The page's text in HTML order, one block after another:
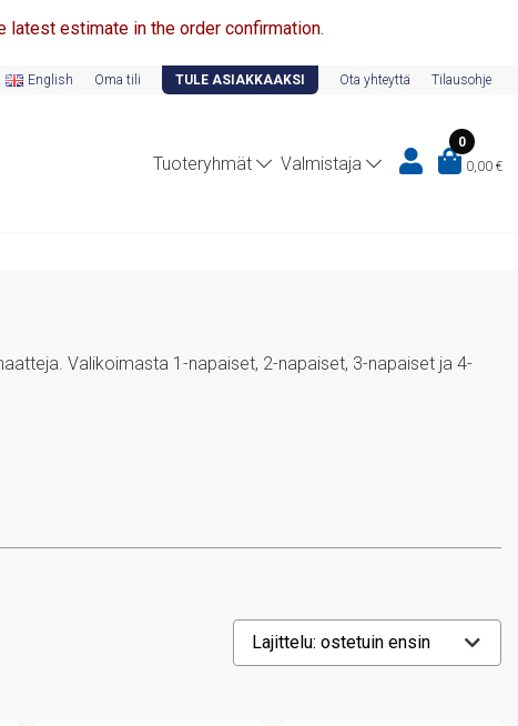
latest estimate in the order confirmation.
English Oma tili TULE ASIAKKAAKSI Ota yhteyttä Tilausohje
Tuoteryhmät Valmistaja
0
0,00 €
Valikoimasta 1-napaiset, 2-napaiset, 3-napaiset ja 4-